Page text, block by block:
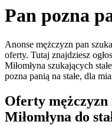
Pan pozna
Anonse mężczyzn pan
oferty. Tutaj znajdziesz
Miłomłyna szukających
pozna panią na stałe, dla
Oferty mężczyzn
Miłomłyna do